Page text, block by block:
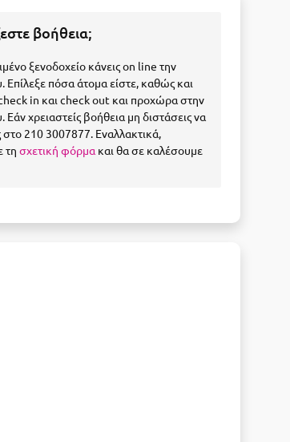
βοήθεια;
ξενοδοχείο κάνεις on line την
Επίλεξε πόσα άτομα είστε, καθώς και
in και check out και προχώρα στην
χρειαστείς βοήθεια μη διστάσεις να
στο 210 3007877. Εναλλακτικά,
τησχετική φόρμα και θα σε καλέσουμε